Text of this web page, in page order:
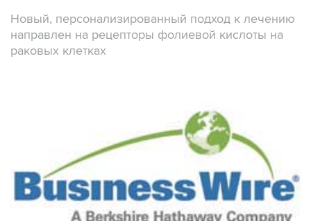
Новый, персонализированный подход к лечению
направлен на рецепторы фолиевой кислоты на
раковых клетках